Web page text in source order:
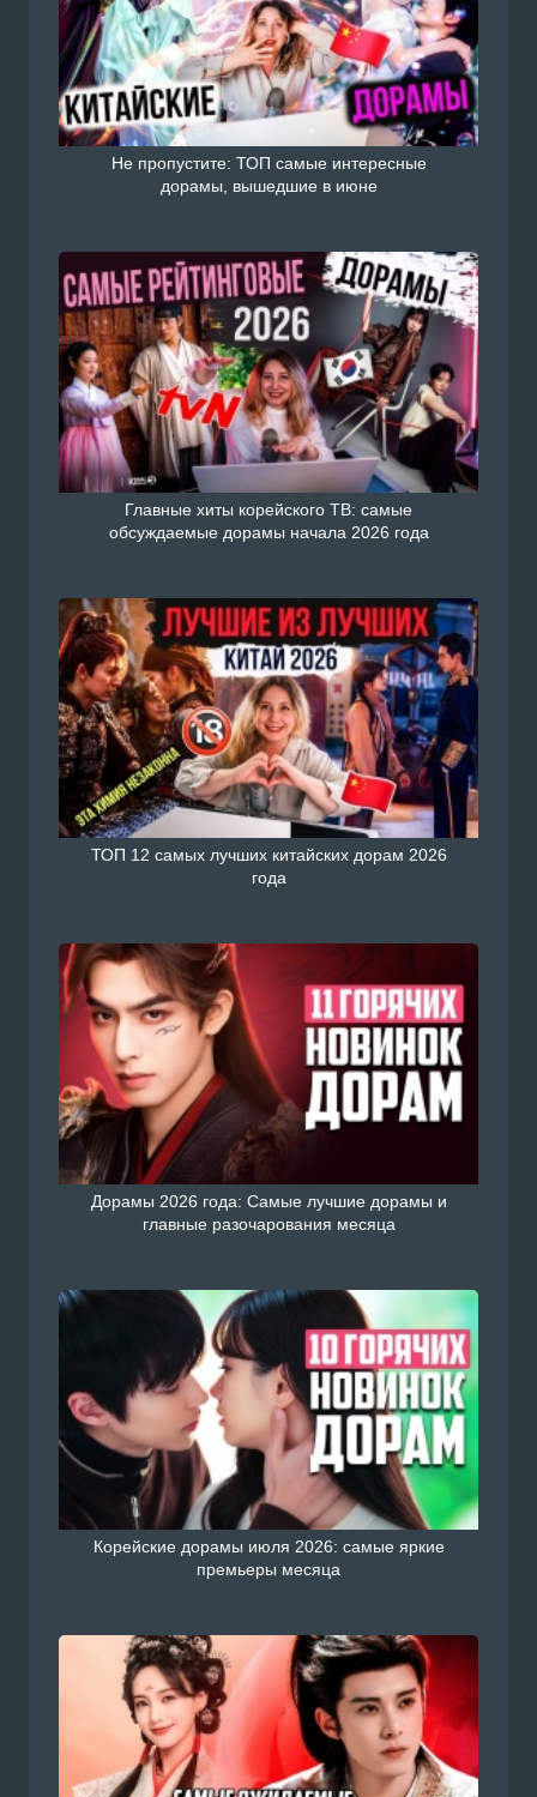
Не пропустите: ТОП самые интересные
дорамы, вышедшие в июне
Главные хиты корейского ТВ: самые
обсуждаемые дорамы начала 2026 года
ТОП 12 самых лучших китайских дорам 2026
года
Дорамы 2026 года: Самые лучшие дорамы и
главные разочарования месяца
Корейские дорамы июля 2026: самые яркие
премьеры месяца